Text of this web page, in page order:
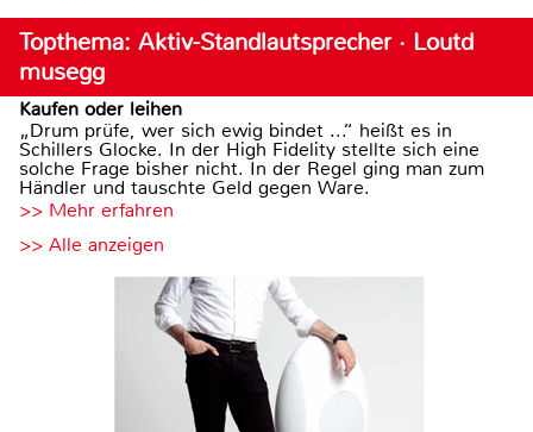
Topthema: Aktiv-Standlautsprecher · Loutd
musegg
Kaufen oder leihen
„Drum prüfe, wer sich ewig bindet ...“ heißt es in
Schillers Glocke. In der High Fidelity stellte sich eine
solche Frage bisher nicht. In der Regel ging man zum
Händler und tauschte Geld gegen Ware.
>> Mehr erfahren
>> Alle anzeigen